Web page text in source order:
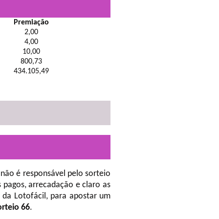
Premiação
2,00
4,00
10,00
800,73
434.105,49
é responsável pelo sorteio
arrecadação e claro as
da Lotofácil, para apostar um
66.